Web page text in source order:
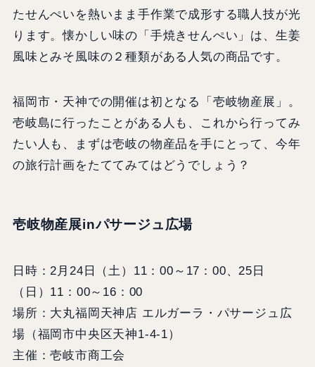
たせんぺいを熱いまま手作業で成形する職人技が光
ります。懐かしい味の「手焼きせんぺい」は、生姜
風味とみそ風味の２種類がある人気の商品です。
福岡市・天神での開催は初となる「壱岐物産展」。
壱岐島に行ったことがある人も、これから行ってみ
たい人も、まずは壱岐の物産品を手にとって、今年
の旅行計画をたててみてはどうでしょう？
壱岐物産展inパサージュ広場
日時：2月24日（土）11：00～17：00、25日
（日）11：00～16：00
場所：大丸福岡天神店 エルガーラ・パサージュ広
場（福岡市中央区天神1-4-1）
主催：壱岐市商工会